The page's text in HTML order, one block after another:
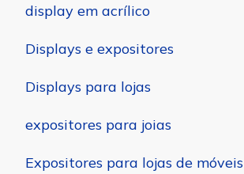
display em acrílico
Displays e expositores
Displays para lojas
expositores para joias
Expositores para lojas de móveis